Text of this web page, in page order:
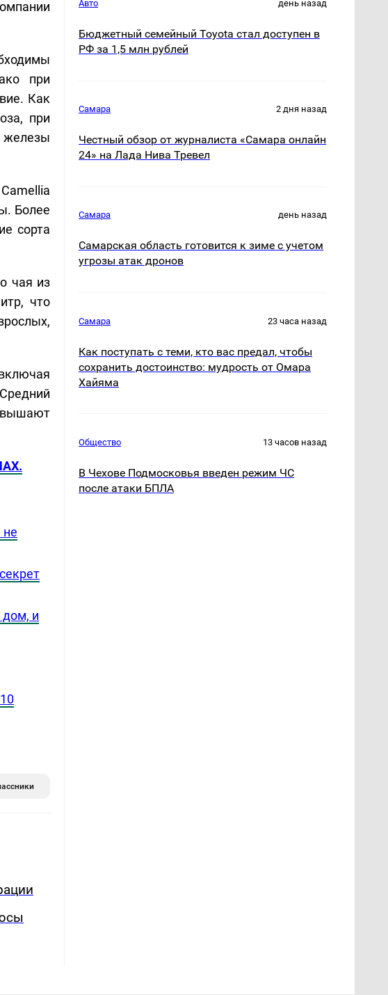
при
Как
при
железы
Более
сорта
чая из
что
не
дом, и
Авто день назад
Бюджетный семейный Toyota стал доступен в
РФ за 1,5 млн рублей
Самара 2 дня назад
Честный обзор от журналиста «Самара онлайн
24» на Лада Нива Тревел
Самара день назад
Самарская область готовится к зиме с учетом
угрозы атак дронов
Самара 23 часа назад
Как поступать с теми, кто вас предал, чтобы
сохранить достоинство: мудрость от Омара
Хайяма
Общество 13 часов назад
В Чехове Подмосковья введен режим ЧС
после атаки БПЛА